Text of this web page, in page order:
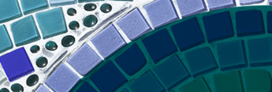
Über Uns
Netzwerk
Karriere